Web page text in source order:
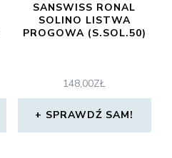
SANSWISS RONAL
SOLINO LISTWA
PROGOWA (S.SOL.50)
148,00ZŁ
SPRAWDŹ SAM!